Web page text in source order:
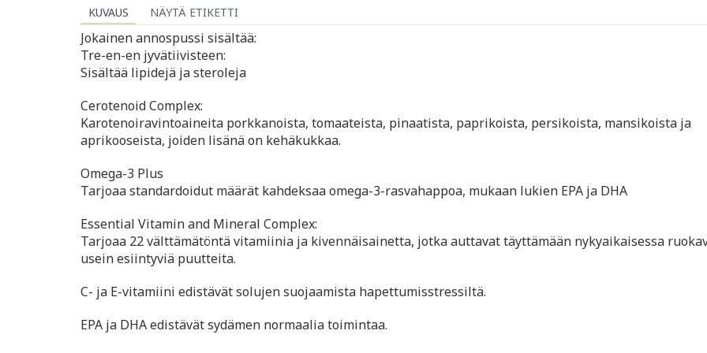
KUVAUS NÄYTÄ ETIKETTI
Jokainen annospussi sisältää:
Tre-en-en jyvätiivisteen:
Sisältää lipidejä ja steroleja
Cerotenoid Complex:
Karotenoiravintoaineita porkkanoista, tomaateista, pinaatista, paprikoista, persikoista, mansikoista ja
aprikooseista, joiden lisänä on kehäkukkaa.
Omega-3 Plus
Tarjoaa standardoidut määrät kahdeksaa omega-3-rasvahappoa, mukaan lukien EPA ja DHA
Essential Vitamin and Mineral Complex:
Tarjoaa 22 välttämätöntä vitamiinia ja kivennäisainetta, jotka auttavat täyttämään nykyaikaisessa
usein esiintyviä puutteita.
C- ja E-vitamiini edistävät solujen suojaamista hapettumisstressiltä.
EPA ja DHA edistävät sydämen normaalia toimintaa.